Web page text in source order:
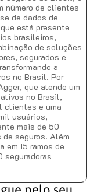
número de clientes
de dados de
está presente
brasileiros,
de soluções
segurados e
a
no Brasil. Por
que atende um
no Brasil,
clientes e uma
usuários,
mais de 50
seguros. Além
em 15 ramos de
seguradoras